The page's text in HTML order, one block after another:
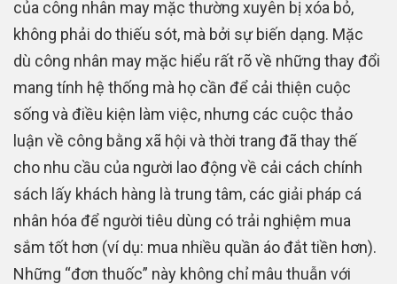
của công nhân may mặc thường xuyên bị xóa bỏ,
không phải do thiếu sót, mà bởi sự biến dạng. Mặc
dù công nhân may mặc hiểu rất rõ về những thay đổi
mang tính hệ thống mà họ cần để cải thiện cuộc
sống và điều kiện làm việc, nhưng các cuộc thảo
luận về công bằng xã hội và thời trang đã thay thế
cho nhu cầu của người lao động về cải cách chính
sách lấy khách hàng là trung tâm, các giải pháp cá
nhân hóa để người tiêu dùng có trải nghiệm mua
sắm tốt hơn (ví dụ: mua nhiều quần áo đắt tiền hơn).
Những “đơn thuốc” này không chỉ mâu thuẫn với